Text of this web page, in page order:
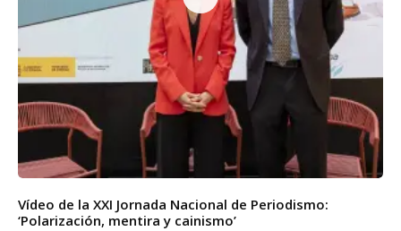
Vídeo de la XXI Jornada Nacional de Periodismo:
‘Polarización, mentira y cainismo’